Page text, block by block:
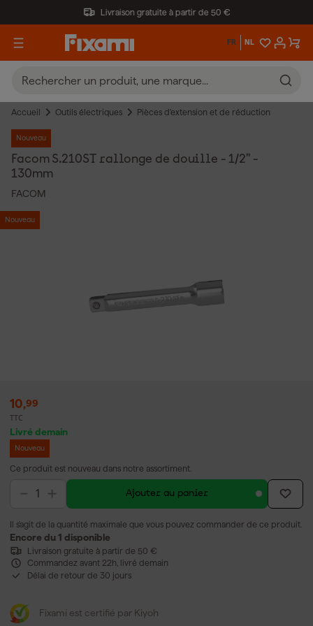
Livraison gratuite à partir de 50 €
FR NL
Accueil Outils électriques Pièces d'extension et de réduction
Nouveau
Facom S.210ST rallonge de douille - 1/2" -
130mm
FACOM
Nouveau
10,99
TTC
Livré demain
Nouveau
Ce produit est nouveau dans notre assortiment.
Ajouter au panier
Il s'agit de la quantité maximale que vous pouvez commander de ce produit.
Encore du 1 disponible
Livraison gratuite à partir de 50 €
Commandez avant 22h, livré demain
Délai de retour de 30 jours
Fixami est certifié par Kiyoh